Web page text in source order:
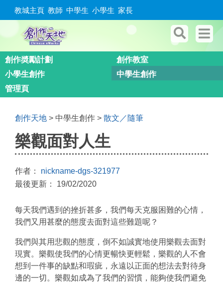
教城主頁 教師 中學生 小學生 家長
創作奬勵計劃
創作教室
小學生創作
中學生創作
管理頁
創作天地 > 中學生創作 > 散文／隨筆
樂觀面對人生
作者： nickname-dgs-321977
最後更新： 19/02/2020
每天我們遇到的挫折甚多，我們每天克服困難的心情，
我們又用甚麼的態度去面對這些難題呢？
我們與其用悲觀的態度，倒不如誠實地使用樂觀去面對
現實。樂觀使我們的心情更暢快更輕鬆，樂觀的人不會
想到一件事的缺點和瑕疵，永遠以正面的想法去對待身
邊的一切。樂觀如成為了我們的習慣，能夠使我們避免